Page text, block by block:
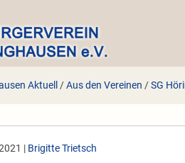
Aktuell /Aus den Vereinen /SG
| Brigitte Trietsch